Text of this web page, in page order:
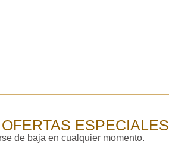
ESPECIALES
de baja en cualquier momento.